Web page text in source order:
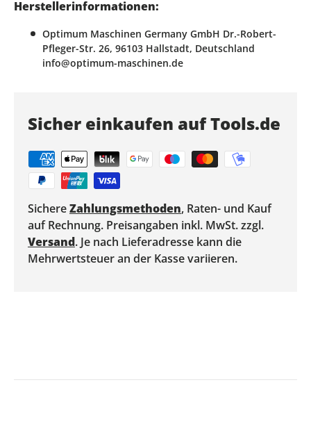
Herstellerinformationen:
Optimum Maschinen Germany GmbH Dr.-Robert-
Pfleger-Str. 26, 96103 Hallstadt, Deutschland
info@optimum-maschinen.de
Sicher einkaufen auf Tools.de
SichereZahlungsmethoden, Raten- und Kauf
auf Rechnung. Preisangaben inkl. MwSt. zzgl.
Versand. Je nach Lieferadresse kann die
Mehrwertsteuer an der Kasse variieren.